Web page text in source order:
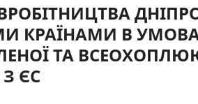
КРАЇНАМИ В
ТА
З ЄС